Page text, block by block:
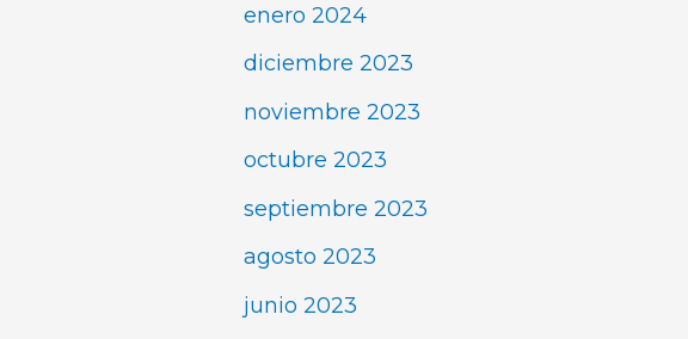
enero 2024
diciembre 2023
noviembre 2023
octubre 2023
septiembre 2023
agosto 2023
junio 2023